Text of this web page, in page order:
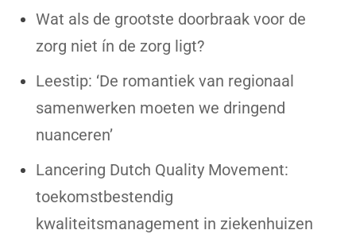
Wat als de grootste doorbraak voor de
zorg niet ín de zorg ligt?
Leestip: ‘De romantiek van regionaal
samenwerken moeten we dringend
nuanceren’
Lancering Dutch Quality Movement:
toekomstbestendig
kwaliteitsmanagement in ziekenhuizen